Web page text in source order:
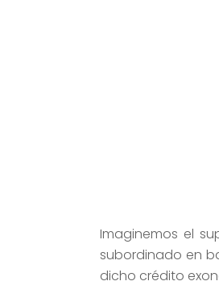
Imaginemos el
subordinado en
dicho crédito